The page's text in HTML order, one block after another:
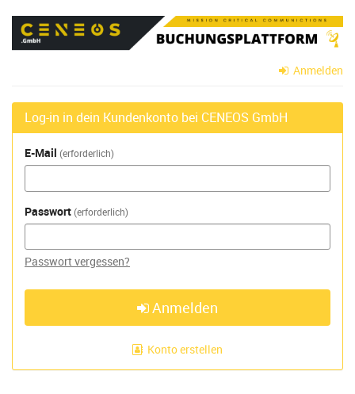
Zum
Haupt-
Inhalt
CENEOS
GmbH
Anmelden
Log-in in dein Kundenkonto bei CENEOS GmbH
E-Mail erforderlich
Passwort erforderlich
Passwort vergessen?
Anmelden
Konto erstellen